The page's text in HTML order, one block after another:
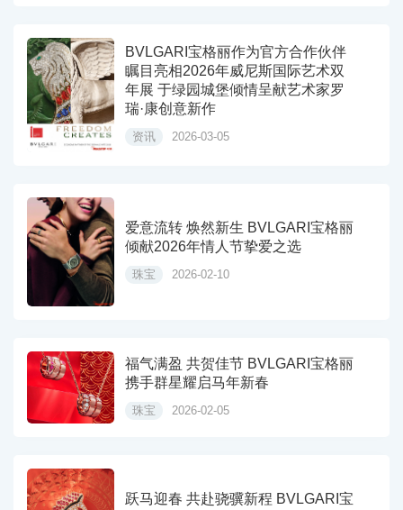
BVLGARI宝格丽作为官方合作伙伴
瞩目亮相2026年威尼斯国际艺术双
年展 于绿园城堡倾情呈献艺术家罗
瑞·康创意新作
资讯 2026-03-05
爱意流转 焕然新生 BVLGARI宝格丽
倾献2026年情人节挚爱之选
珠宝 2026-02-10
福气满盈 共贺佳节 BVLGARI宝格丽
携手群星耀启马年新春
珠宝 2026-02-05
跃马迎春 共赴骁骥新程 BVLGARI宝